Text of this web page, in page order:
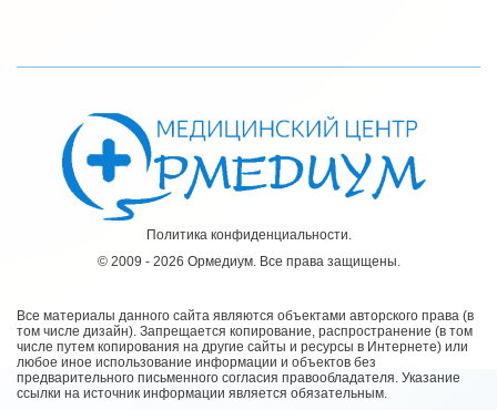
Политика конфиденциальности.
© 2009 - 2026 Ормедиум. Все права защищены.
Все материалы данного сайта являются объектами авторского права (в
том числе дизайн). Запрещается копирование, распространение (в том
числе путем копирования на другие сайты и ресурсы в Интернете) или
любое иное использование информации и объектов без
предварительного письменного согласия правообладателя. Указание
ссылки на источник информации является обязательным.